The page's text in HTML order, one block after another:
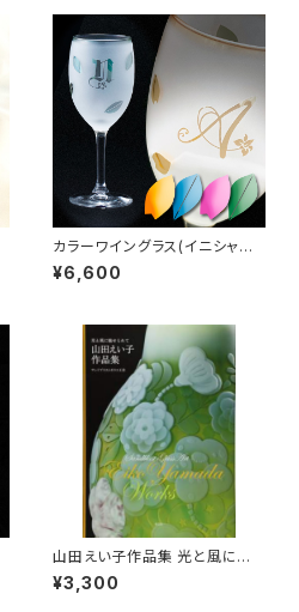
カラーワイングラス(イニシャル
彫刻)
¥6,600
山田えい子作品集 光と風に魅
せられて
¥3,300